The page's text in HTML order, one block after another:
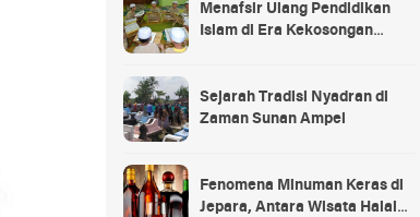
Menafsir Ulang Pendidikan
Islam di Era Kekosongan
Sejarah Tradisi Nyadran di
Zaman Sunan Ampel
Fenomena Minuman Keras di
Jepara, Antara Wisata Halal